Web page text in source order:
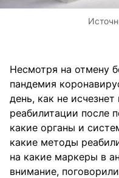
Несмотря на отмену
пандемия
день, как не
реабилитации после
какие органы и
какие методы
на какие маркеры в
внимание,